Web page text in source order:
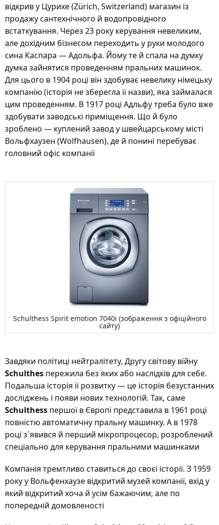
відкрив у Цурихе (Zürich, Switzerland) магазин із
продажу сантехнічного й водопровідного
встаткування. Через 23 року керування невеликим,
але дохідним бізнесом переходить у руки молодого
сина Каспара — Адольфа. Йому те й спала на думку
думка зайнятися проведенням пральних машинок.
Для цього в 1904 році він здобуває невелику німецьку
компанію (історія не зберегла її назви), яка займалася
цим проведенням. В 1917 році Адльфу треба було вже
здобувати заводські приміщення. Що й було
зроблено — куплений завод у швейцарському місті
Вольфхаузен (Wolfhausen), де й понині перебуває
головний офіс компанії
Schulthess Spirit emotion 7040i (зображення з офіційного
сайту)
Завдяки політиці нейтралітету, Другу світову війну
Schulthes пережила без яких або наслідків для себе.
Подальша історія її розвитку — це історія безустанних
досліджень і появи нових технологій. Так, саме
Schulthess першої в Європі представила в 1961 році
повністю автоматичну пральну машинку. А в 1978
році з`явився й перший мікропроцесор, розроблений
спеціально для керування пральними машинками
Компанія тремтливо ставиться до своєї історії. З 1959
року у Вольфенхаузе відкритий музей компанії, вхід у
який відкритий хоча й усім бажаючим, але по
попередній домовленості